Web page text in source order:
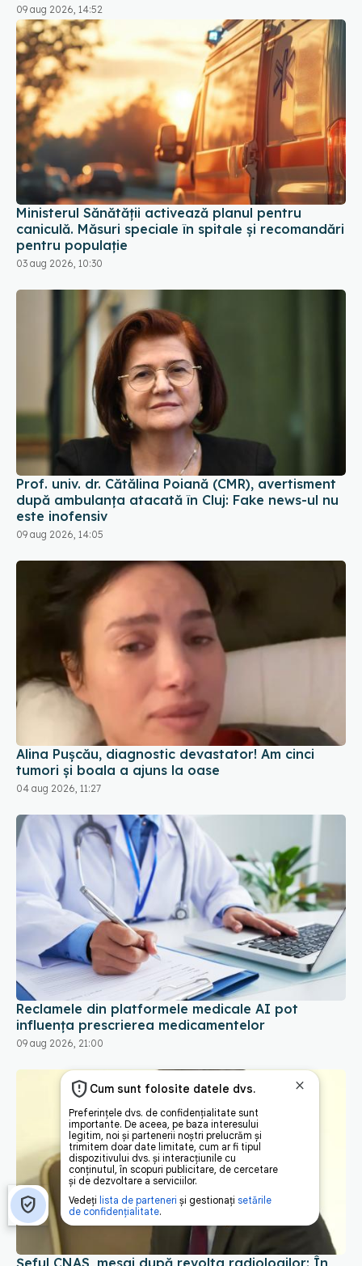
09 aug 2026, 14:52
Ministerul Sănătății activează planul pentru
caniculă. Măsuri speciale în spitale și recomandări
pentru populație
03 aug 2026, 10:30
Prof. univ. dr. Cătălina Poiană (CMR), avertisment
după ambulanța atacată în Cluj: Fake news-ul nu
este inofensiv
09 aug 2026, 14:05
Alina Pușcău, diagnostic devastator! Am cinci
tumori și boala a ajuns la oase
04 aug 2026, 11:27
Reclamele din platformele medicale AI pot
influența prescrierea medicamentelor
09 aug 2026, 21:00